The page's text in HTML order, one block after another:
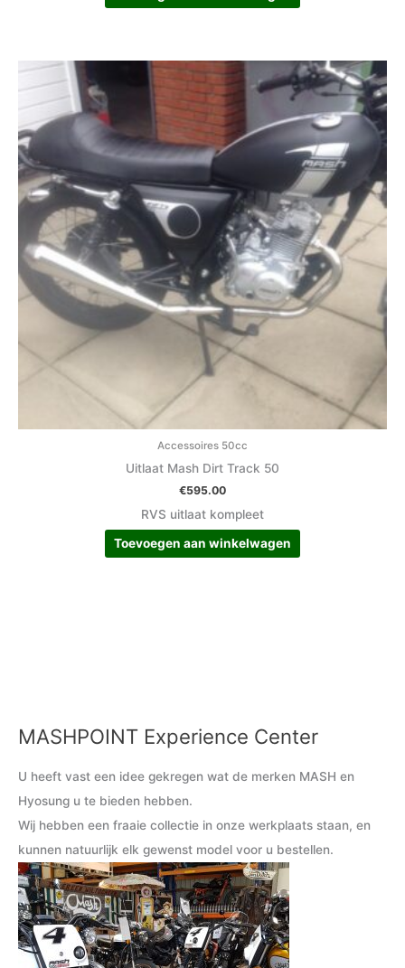
Accessoires 50cc
Uitlaat Mash Dirt Track 50
€595.00
RVS uitlaat kompleet
Toevoegen aan winkelwagen
MASHPOINT Experience Center
U heeft vast een idee gekregen wat de merken MASH en
Hyosung u te bieden hebben.
Wij hebben een fraaie collectie in onze werkplaats staan, en
kunnen natuurlijk elk gewenst model voor u bestellen.